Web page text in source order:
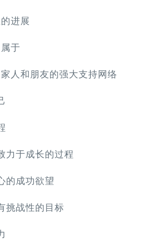
进展
于
人和朋友的强大支持网络
力于成长的过程
的成功欲望
挑战性的目标